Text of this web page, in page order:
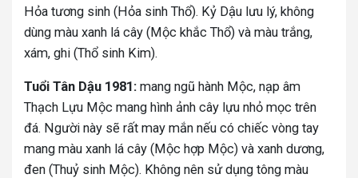
Hỏa tương sinh (Hỏa sinh Thổ). Kỷ Dậu lưu lý, không
dùng màu xanh lá cây (Mộc khắc Thổ) và màu trắng,
xám, ghi (Thổ sinh Kim).
Tuổi Tân Dậu 1981: mang ngũ hành Mộc, nạp âm
Thạch Lựu Mộc mang hình ảnh cây lựu nhỏ mọc trên
đá. Người này sẽ rất may mắn nếu có chiếc vòng tay
mang màu xanh lá cây (Mộc hợp Mộc) và xanh dương,
đen (Thuỷ sinh Mộc). Không nên sử dụng tông màu